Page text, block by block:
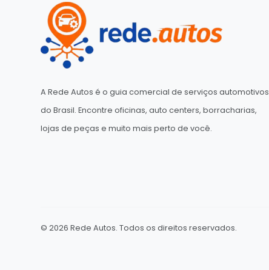
A Rede Autos é o guia comercial de serviços automotivos
do Brasil. Encontre oficinas, auto centers, borracharias,
lojas de peças e muito mais perto de você.
© 2026 Rede Autos. Todos os direitos reservados.